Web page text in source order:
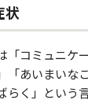
状
「コミュニケ
「あいまいな
らく」という